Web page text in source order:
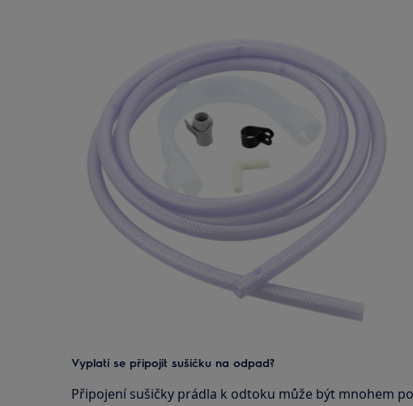
Vyplatí se připojit sušičku na odpad?
Připojení sušičky prádla k odtoku může být mnohem